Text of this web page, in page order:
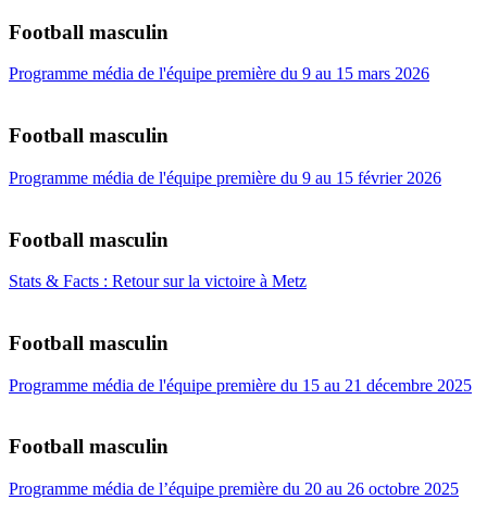
Football masculin
Programme média de l'équipe première du 9 au 15 mars 2026
Football masculin
Programme média de l'équipe première du 9 au 15 février 2026
Football masculin
Stats & Facts : Retour sur la victoire à Metz
Football masculin
Programme média de l'équipe première du 15 au 21 décembre 2025
Football masculin
Programme média de l’équipe première du 20 au 26 octobre 2025